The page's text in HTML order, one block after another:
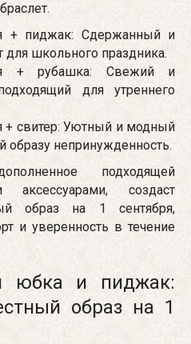
+ пиджак: Сдержанный и
для школьного праздника.
+ рубашка: Свежий и
для утреннего
+ свитер: Уютный и модный
образу непринужденность.
подходящей
создаст
образ на 1 сентября,
и уверенность в течение
юбка и пиджак:
образ на 1